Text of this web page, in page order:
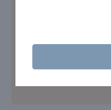
Family
Reset